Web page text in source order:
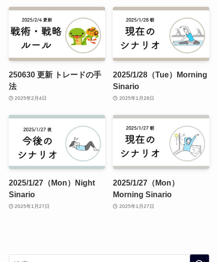
250630 更新 トレードの手
法
2025年2月4日
2025/1/28（Tue）Morning
Sinario
2025年1月28日
2025/1/27（Mon）Night
Sinario
2025年1月27日
2025/1/27（Mon）
Morning Sinario
2025年1月27日